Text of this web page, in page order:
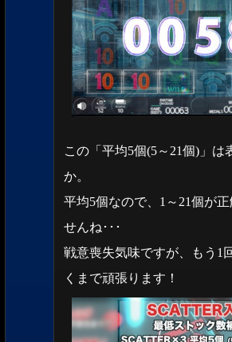
この「平均5個(5～21個)」は
か。
平均5個なので、1～21個が
せんね･･･
戦意喪失気味ですが、もう1
くまで頑張ります！